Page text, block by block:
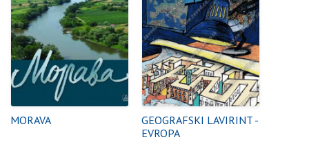
MORAVA
GEOGRAFSKI LAVIRINT -
EVROPA